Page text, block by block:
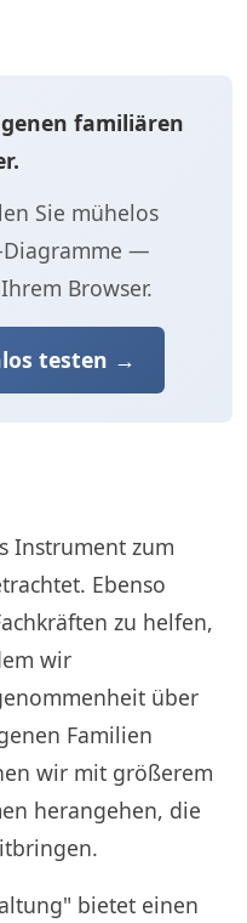
familiären
Sie mühelos
—
Browser.
testen →
Instrument zum
Ebenso
zu helfen,
wir
über
Familien
wir mit größerem
herangehen, die
bietet einen